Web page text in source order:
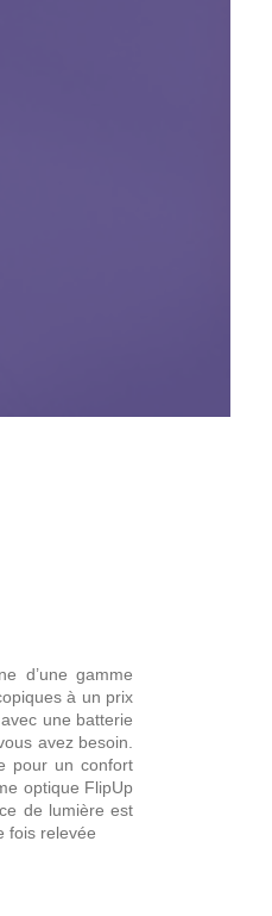
d’une gamme
à un prix
une batterie
avez besoin.
pour un confort
optique FlipUp
de lumière est
fois relevée